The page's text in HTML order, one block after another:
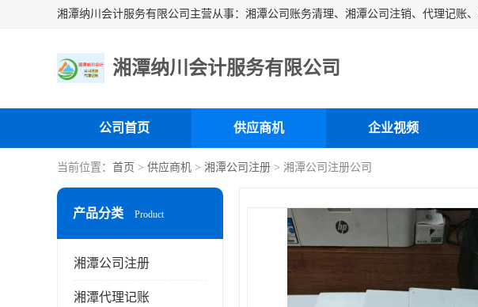
湘潭纳川会计服务有限公司
公司首页 供应商机 企业视频
当前位置： 首页 > 供应商机 > 湘潭公司注册 > 湘潭公司注册公司
产品分类 Product
湘潭公司注册
湘潭代理记账